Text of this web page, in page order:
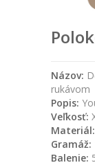
Názov:
rukávom
Popis:
Veľkosť:
Materiál:
Gramáž:
Balenie: